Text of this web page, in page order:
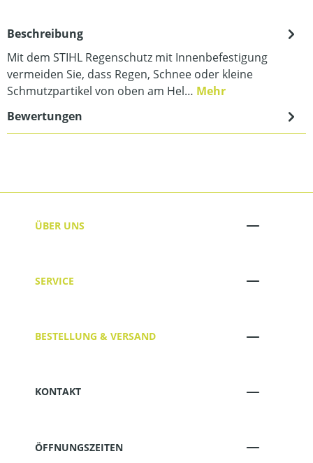
Beschreibung
Mit dem STIHL Regenschutz mit Innenbefestigung
vermeiden Sie, dass Regen, Schnee oder kleine
Schmutzpartikel von oben am Hel… Mehr
Bewertungen
ÜBER UNS
SERVICE
BESTELLUNG & VERSAND
KONTAKT
ÖFFNUNGSZEITEN